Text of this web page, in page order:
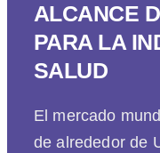
ALCANCE
PARA LA
SALUD
El mercado
de alrededor de